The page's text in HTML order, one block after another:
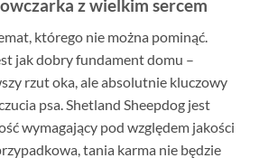
z wielkim sercem
którego nie można pominąć.
jak dobry fundament domu –
rzut oka, ale absolutnie kluczowy
psa. Shetland Sheepdog jest
wymagający pod względem jakości
tania karma nie będzie